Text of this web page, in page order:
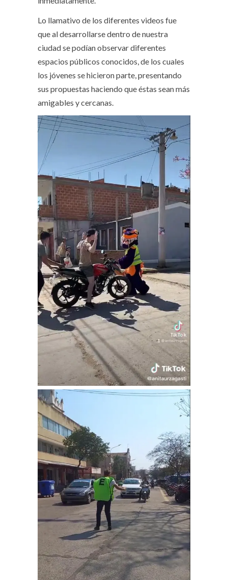
Lo llamativo de los diferentes videos fue
que al desarrollarse dentro de nuestra
ciudad se podían observar diferentes
espacios públicos conocidos, de los cuales
los jóvenes se hicieron parte, presentando
sus propuestas haciendo que éstas sean más
amigables y cercanas.